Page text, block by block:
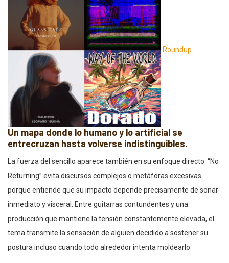
Roundup
Un mapa donde lo humano y lo artificial se
entrecruzan hasta volverse indistinguibles.
La fuerza del sencillo aparece también en su enfoque directo. “No
Returning” evita discursos complejos o metáforas excesivas
porque entiende que su impacto depende precisamente de sonar
inmediato y visceral. Entre guitarras contundentes y una
producción que mantiene la tensión constantemente elevada, el
tema transmite la sensación de alguien decidido a sostener su
postura incluso cuando todo alrededor intenta moldearlo.